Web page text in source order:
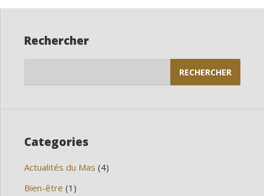
Rechercher
Categories
Actualités du Mas (4)
Bien-être (1)